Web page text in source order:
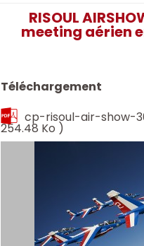
RISOUL
meeting aérien
Téléchargement
cp-risoul-air-show-
254.48 Ko )